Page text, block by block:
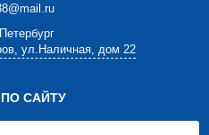
ул.Наличная, дом 22
САЙТУ